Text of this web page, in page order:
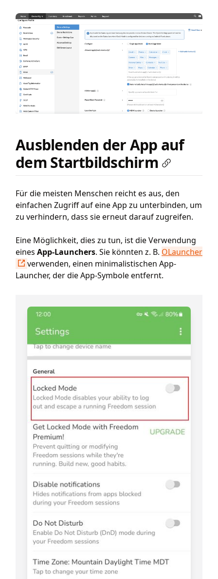
Ausblenden der App auf
dem Startbildschirm
Für die meisten Menschen reicht es aus, den
einfachen Zugriff auf eine App zu unterbinden, um
zu verhindern, dass sie erneut darauf zugreifen.
Eine Möglichkeit, dies zu tun, ist die Verwendung
eines App-Launchers. Sie könnten z. B. OLauncher
verwenden, einen minimalistischen App-
Launcher, der die App-Symbole entfernt.